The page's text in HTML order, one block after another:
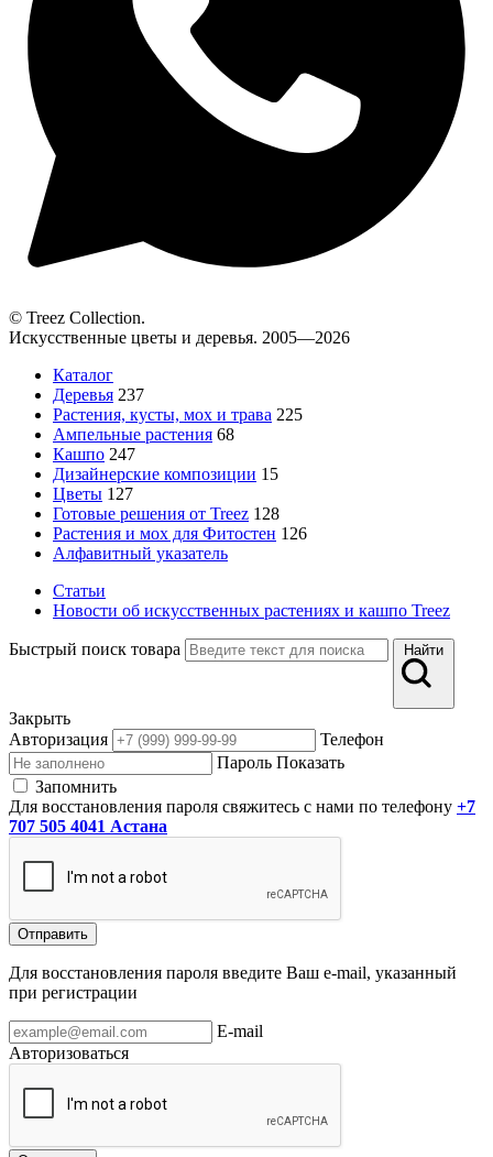
© Treez Collection.
Искусственные цветы и деревья. 2005—2026
Каталог
Деревья 237
Растения, кусты, мох и трава 225
Ампельные растения 68
Кашпо 247
Дизайнерские композиции 15
Цветы 127
Готовые решения от Treez 128
Растения и мох для Фитостен 126
Алфавитный указатель
Статьи
Новости об искусственных растениях и кашпо Treez
Быстрый поиск товара Найти
Закрыть
Авторизация
Телефон
Пароль Показать
Запомнить
Для восстановления пароля свяжитесь с нами по телефону +7
707 505 4041 Астана
Отправить
Для восстановления пароля введите Ваш e-mail, указанный
при регистрации
E-mail
Авторизоваться